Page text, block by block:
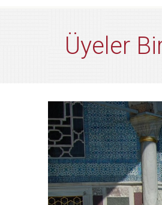
Üyeler